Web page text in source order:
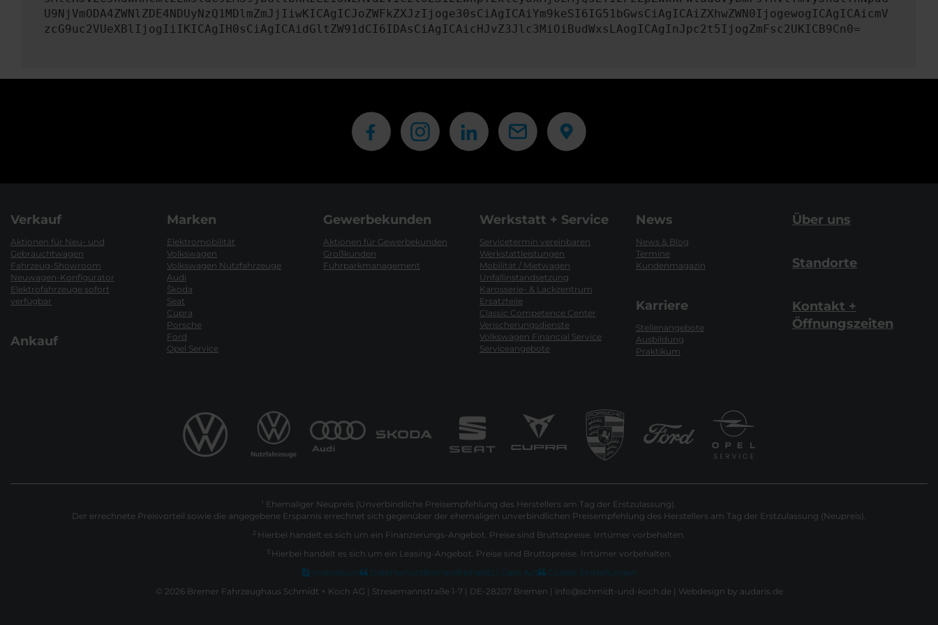
U9NjVmODA4ZWNlZDE4NDUyNzQ1MDlmZmJjIiwKICAgICJoZWFkZXJzIjoge30sCiAgICAiYm9keSI6IG51bGwsCiAgICAiZXhwZWN0IjogewogICAgICAicmV
zcG9uc2VUeXBlIjogIiIKICAgIH0sCiAgICAidGltZW91dCI6IDAsCiAgICAicHJvZ3Jlc3MiOiBudWxsLAogICAgInJpc2t5IjogZmFsc2UKICB9Cn0=
Verkauf
Aktionen für Neu- und
Gebrauchtwagen
Fahrzeug-Showroom
Neuwagen-Konfigurator
Elektrofahrzeuge sofort
verfügbar
Ankauf
Marken
Elektromobilität
Volkswagen
Volkswagen Nutzfahrzeuge
Audi
Škoda
Seat
Cupra
Porsche
Ford
Opel Service
Gewerbekunden
Aktionen für Gewerbekunden
Großkunden
Fuhrparkmanagement
Werkstatt + Service
Servicetermin vereinbaren
Werkstattleistungen
Mobilität / Mietwagen
Unfallinstandsetzung
Karosserie- & Lackzentrum
Ersatzteile
Classic Competence Center
Verischerungsdienste
Volkswagen Financial Service
Serviceangebote
News
News & Blog
Termine
Kundenmagazin
Karriere
Stellenangebote
Ausbildung
Praktikum
Über uns
Standorte
Kontakt +
Öffnungszeiten
1 Ehemaliger Neupreis (Unverbindliche Preisempfehlung des Herstellers am Tag der Erstzulassung).
Der errechnete Preisvorteil sowie die angegebene Ersparnis errechnet sich gegenüber der ehemaligen unverbindlichen Preisempfehlung des Herstellers am Tag der Erstzulassung (Neupreis).
2 Hierbei handelt es sich um ein Finanzierungs-Angebot. Preise sind Bruttopreise. Irrtümer vorbehalten.
3 Hierbei handelt es sich um ein Leasing-Angebot. Preise sind Bruttopreise. Irrtümer vorbehalten.
Impressum
Datenschutz Barrierefreiheit EU Data Act
Cookie Einstellungen
© 2026 Bremer Fahrzeughaus Schmidt + Koch AG | Stresemannstraße 1-7 | DE-28207 Bremen | info@schmidt-und-koch.de | Webdesign by audaris.de